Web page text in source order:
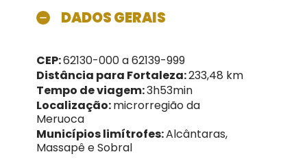
DADOS GERAIS
CEP:62130-000 a 62139-999
Distância para Fortaleza:233,48 km
Tempo de viagem:3h53min
Localização:microrregião da
Meruoca
Municípios limítrofes:Alcântaras,
Massapê e Sobral